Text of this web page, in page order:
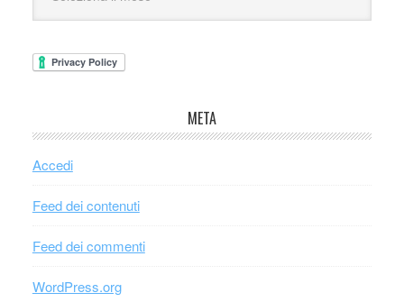
META
Accedi
Feed dei contenuti
Feed dei commenti
WordPress.org